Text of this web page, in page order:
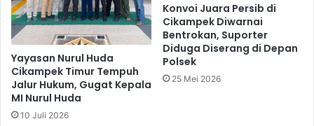
Yayasan Nurul Huda
Cikampek Timur Tempuh
Jalur Hukum, Gugat Kepala
MI Nurul Huda
10 Juli 2026
Konvoi Juara Persib di
Cikampek Diwarnai
Bentrokan, Suporter
Diduga Diserang di Depan
Polsek
25 Mei 2026